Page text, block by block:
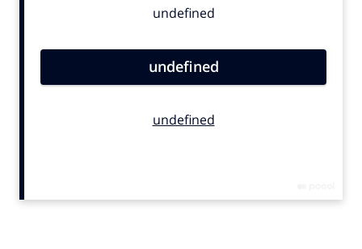
Contentmarketing